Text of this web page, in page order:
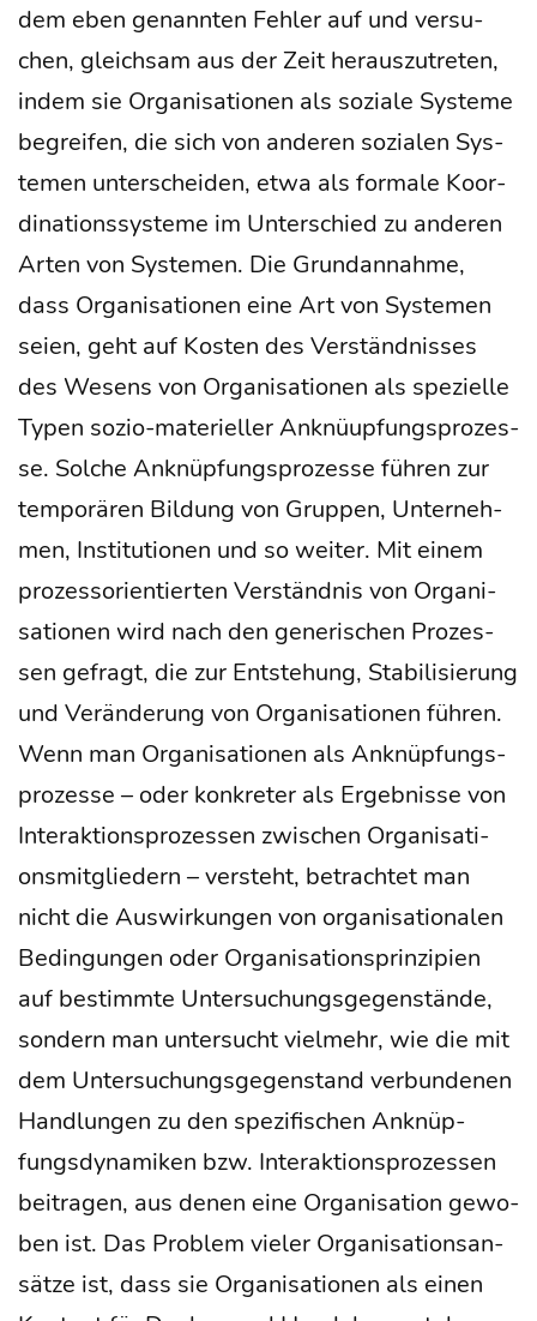
dem eben genann­ten Feh­ler auf und ver­su­
chen, gleich­sam aus der Zeit her­aus­zu­tre­ten,
indem sie Orga­ni­sa­tio­nen als sozia­le Sys­te­me
begrei­fen, die sich von ande­ren sozia­len Sys­
te­men unter­schei­den, etwa als for­ma­le Koor­
di­na­ti­ons­sys­te­me im Unter­schied zu ande­ren
Arten von Sys­te­men. Die Grund­an­nah­me,
dass Orga­ni­sa­tio­nen eine Art von Sys­te­men
sei­en, geht auf Kos­ten des Ver­ständ­nis­ses
des Wesens von Orga­ni­sa­tio­nen als spe­zi­el­le
Typen sozio-mate­ri­el­ler Anknüup­fungs­pro­zes­
se. Sol­che Anknüp­fungs­pro­zes­se füh­ren zur
tem­po­rä­ren Bil­dung von Grup­pen, Unter­neh­
men, Insti­tu­tio­nen und so wei­ter. Mit einem
pro­zess­ori­en­tier­ten Ver­ständ­nis von Orga­ni­
sa­tio­nen wird nach den gene­ri­schen Pro­zes­
sen gefragt, die zur Ent­ste­hung, Sta­bi­li­sie­rung
und Ver­än­de­rung von Orga­ni­sa­tio­nen füh­ren.
Wenn man Orga­ni­sa­tio­nen als Anknüp­fungs­
pro­zes­se – oder kon­kre­ter als Ergeb­nis­se von
Inter­ak­ti­ons­pro­zes­sen zwi­schen Orga­ni­sa­ti­
ons­mit­glie­dern – ver­steht, betrach­tet man
nicht die Aus­wir­kun­gen von orga­ni­sa­tio­na­len
Bedin­gun­gen oder Orga­ni­sa­ti­ons­prin­zi­pi­en
auf bestimm­te Unter­su­chungs­ge­gen­stän­de,
son­dern man unter­sucht viel­mehr, wie die mit
dem Unter­su­chungs­ge­gen­stand ver­bun­de­nen
Hand­lun­gen zu den spe­zi­fi­schen Anknüp­
fungs­dy­na­mi­ken bzw. Inter­ak­ti­ons­pro­zes­sen
bei­tra­gen, aus denen eine Orga­ni­sa­ti­on gewo­
ben ist. Das Pro­blem vie­ler Orga­ni­sa­ti­ons­an­
sät­ze ist, dass sie Orga­ni­sa­tio­nen als einen